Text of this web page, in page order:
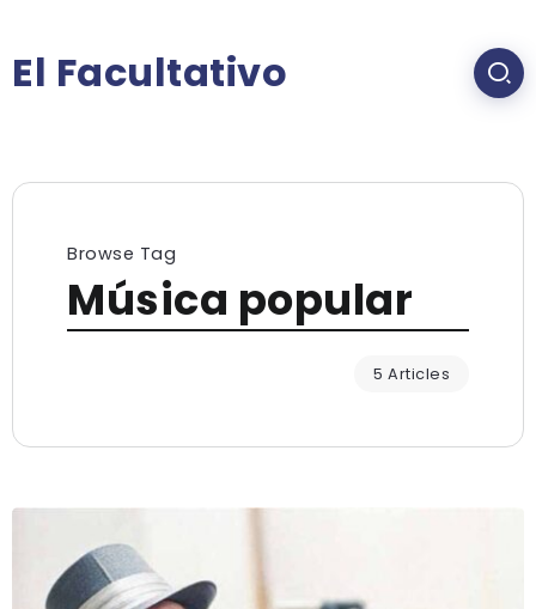
El Facultativo
Browse Tag
Música popular
5 Articles